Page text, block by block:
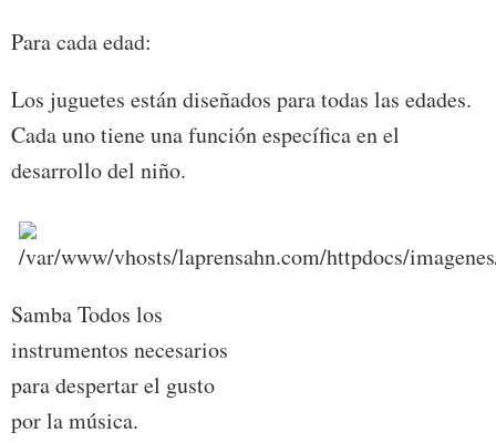
Para cada edad:
Los juguetes están diseñados para todas las edades.
Cada uno tiene una función específica en el
desarrollo del niño.
Samba Todos los
instrumentos necesarios
para despertar el gusto
por la música.